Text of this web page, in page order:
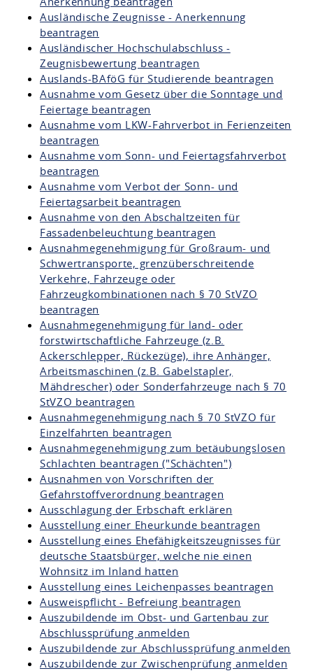
Ausländische Zeugnisse - Anerkennung
beantragen
Ausländischer Hochschulabschluss -
Zeugnisbewertung beantragen
Auslands-BAföG für Studierende beantragen
Ausnahme vom Gesetz über die Sonntage und
Feiertage beantragen
Ausnahme vom LKW-Fahrverbot in Ferienzeiten
beantragen
Ausnahme vom Sonn- und Feiertagsfahrverbot
beantragen
Ausnahme vom Verbot der Sonn- und
Feiertagsarbeit beantragen
Ausnahme von den Abschaltzeiten für
Fassadenbeleuchtung beantragen
Ausnahmegenehmigung für Großraum- und
Schwertransporte, grenzüberschreitende
Verkehre, Fahrzeuge oder
Fahrzeugkombinationen nach § 70 StVZO
beantragen
Ausnahmegenehmigung für land- oder
forstwirtschaftliche Fahrzeuge (z.B.
Ackerschlepper, Rückezüge), ihre Anhänger,
Arbeitsmaschinen (z.B. Gabelstapler,
Mähdrescher) oder Sonderfahrzeuge nach § 70
StVZO beantragen
Ausnahmegenehmigung nach § 70 StVZO für
Einzelfahrten beantragen
Ausnahmegenehmigung zum betäubungslosen
Schlachten beantragen ("Schächten")
Ausnahmen von Vorschriften der
Gefahrstoffverordnung beantragen
Ausschlagung der Erbschaft erklären
Ausstellung einer Eheurkunde beantragen
Ausstellung eines Ehefähigkeitszeugnisses für
deutsche Staatsbürger, welche nie einen
Wohnsitz im Inland hatten
Ausstellung eines Leichenpasses beantragen
Ausweispflicht - Befreiung beantragen
Auszubildende im Obst- und Gartenbau zur
Abschlussprüfung anmelden
Auszubildende zur Abschlussprüfung anmelden
Auszubildende zur Zwischenprüfung anmelden